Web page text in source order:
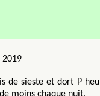
2019
de sieste et dort P